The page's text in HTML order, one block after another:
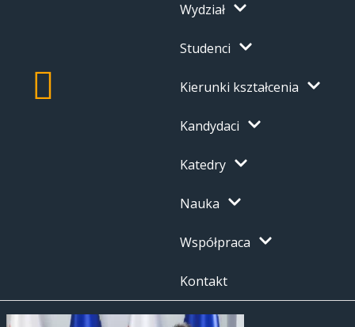
Wydział
Studenci
Kierunki kształcenia
Kandydaci
Katedry
Nauka
Współpraca
Kontakt